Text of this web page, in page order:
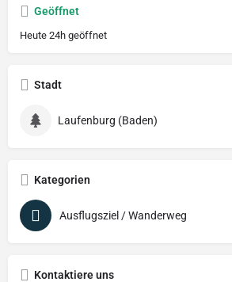
Geöffnet
Heute 24h geöffnet
Stadt
Laufenburg (Baden)
Kategorien
Ausflugsziel / Wanderweg
Kontaktiere uns